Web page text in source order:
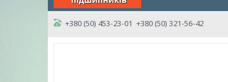
+380 (50) 453-23-01 +380 (50) 321-56-42